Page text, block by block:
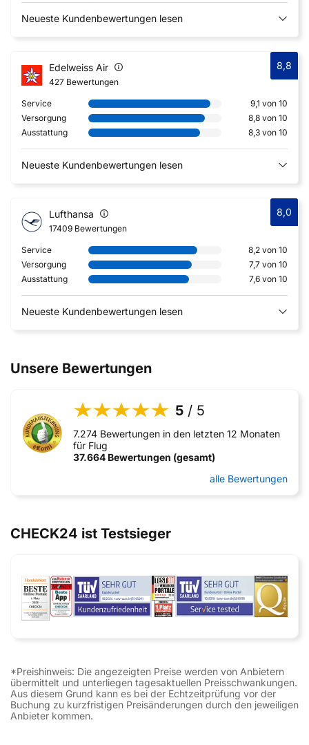
Neueste Kundenbewertungen lesen
Edelweiss Air
427 Bewertungen
8,8
Service
9,1 von 10
Versorgung
8,8 von 10
Ausstattung
8,3 von 10
Neueste Kundenbewertungen lesen
Lufthansa
17409 Bewertungen
8,0
Service
8,2 von 10
Versorgung
7,7 von 10
Ausstattung
7,6 von 10
Neueste Kundenbewertungen lesen
Unsere Bewertungen
5 / 5
7.274 Bewertungen in den letzten 12 Monaten
für Flug
37.664 Bewertungen (gesamt)
alle Bewertungen
CHECK24 ist Testsieger
*Preishinweis: Die angezeigten Preise werden von Anbietern
übermittelt und unterliegen tagesaktuellen Preisschwankungen.
Aus diesem Grund kann es bei der Echtzeitprüfung vor der
Buchung zu kurzfristigen Preisänderungen durch den jeweiligen
Anbieter kommen.